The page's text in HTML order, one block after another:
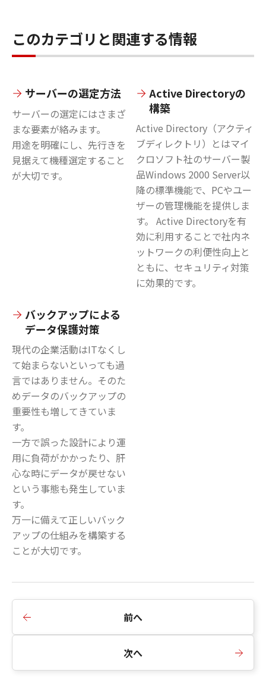
このカテゴリと関連する情報
サーバーの選定方法
サーバーの選定にはさまざ
まな要素が絡みます。
用途を明確にし、先行きを
見据えて機種選定すること
が大切です。
Active Directoryの
構築
Active Directory（アクティ
ブディレクトリ）とはマイ
クロソフト社のサーバー製
品Windows 2000 Server以
降の標準機能で、PCやユー
ザーの管理機能を提供しま
す。 Active Directoryを有
効に利用することで社内ネ
ットワークの利便性向上と
ともに、セキュリティ対策
に効果的です。
バックアップによる
データ保護対策
現代の企業活動はITなくし
て始まらないといっても過
言ではありません。そのた
めデータのバックアップの
重要性も増してきていま
す。
一方で誤った設計により運
用に負荷がかかったり、肝
心な時にデータが戻せない
という事態も発生していま
す。
万一に備えて正しいバック
アップの仕組みを構築する
ことが大切です。
前へ
次へ